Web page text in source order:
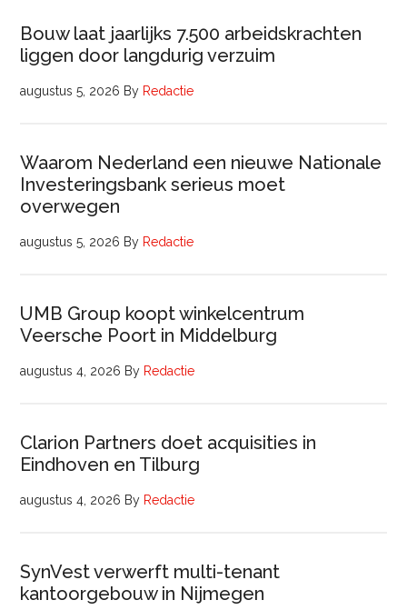
Bouw laat jaarlijks 7.500 arbeidskrachten
liggen door langdurig verzuim
augustus 5, 2026 By Redactie
Waarom Nederland een nieuwe Nationale
Investeringsbank serieus moet
overwegen
augustus 5, 2026 By Redactie
UMB Group koopt winkelcentrum
Veersche Poort in Middelburg
augustus 4, 2026 By Redactie
Clarion Partners doet acquisities in
Eindhoven en Tilburg
augustus 4, 2026 By Redactie
SynVest verwerft multi-tenant
kantoorgebouw in Nijmegen